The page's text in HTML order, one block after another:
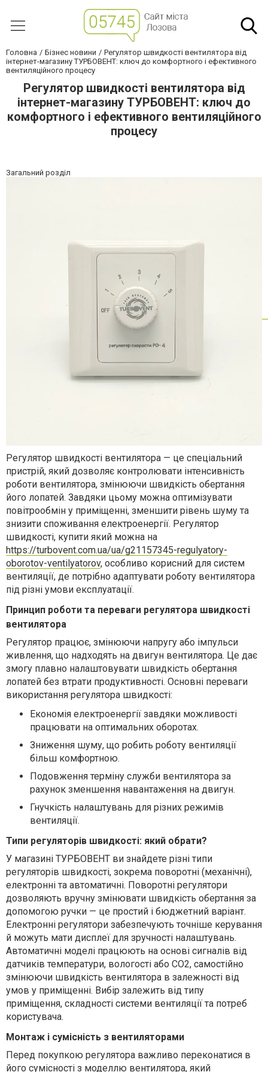
Головна Бізнес новини
Регулятор швидкості вентилятора від
інтернет-магазину ТУРБОВЕНТ: ключ до комфортного і ефективного
вентиляційного процесу
Регулятор швидкості вентилятора від
інтернет-магазину ТУРБОВЕНТ: ключ до
комфортного і ефективного вентиляційного
процесу
Загальний розділ
Регулятор швидкості вентилятора — це спеціальний
пристрій, який дозволяє контролювати інтенсивність
роботи вентилятора, змінюючи швидкість обертання
його лопатей. Завдяки цьому можна оптимізувати
повітрообмін у приміщенні, зменшити рівень шуму та
знизити споживання електроенергії. Регулятор
швидкості, купити який можна на
https://turbovent.com.ua/ua/g21157345-regulyatory-
oborotov-ventilyatorov, особливо корисний для систем
вентиляції, де потрібно адаптувати роботу вентилятора
під різні умови експлуатації.
Принцип роботи та переваги регулятора швидкості
вентилятора
Регулятор працює, змінюючи напругу або імпульси
живлення, що надходять на двигун вентилятора. Це дає
змогу плавно налаштовувати швидкість обертання
лопатей без втрати продуктивності. Основні переваги
використання регулятора швидкості:
Економія електроенергії завдяки можливості
працювати на оптимальних оборотах.
Зниження шуму, що робить роботу вентиляції
більш комфортною.
Подовження терміну служби вентилятора за
рахунок зменшення навантаження на двигун.
Гнучкість налаштувань для різних режимів
вентиляції.
Типи регуляторів швидкості: який обрати?
У магазині ТУРБОВЕНТ ви знайдете різні типи
регуляторів швидкості, зокрема поворотні (механічні),
електронні та автоматичні. Поворотні регулятори
дозволяють вручну змінювати швидкість обертання за
допомогою ручки — це простий і бюджетний варіант.
Електронні регулятори забезпечують точніше керування
й можуть мати дисплеї для зручності налаштувань.
Автоматичні моделі працюють на основі сигналів від
датчиків температури, вологості або CO2, самостійно
змінюючи швидкість вентилятора в залежності від
умов у приміщенні. Вибір залежить від типу
приміщення, складності системи вентиляції та потреб
користувача.
Монтаж і сумісність з вентиляторами
Перед покупкою регулятора важливо переконатися в
його сумісності з моделлю вентилятора, який